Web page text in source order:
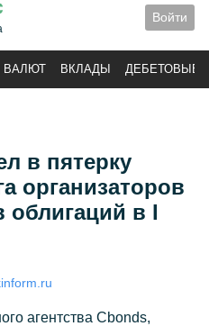
Войти
ВАЛЮТ ВКЛАДЫ ДЕБЕТОВЫЕ
в пятерку
организаторов
облигаций в I
агентства Cbonds,